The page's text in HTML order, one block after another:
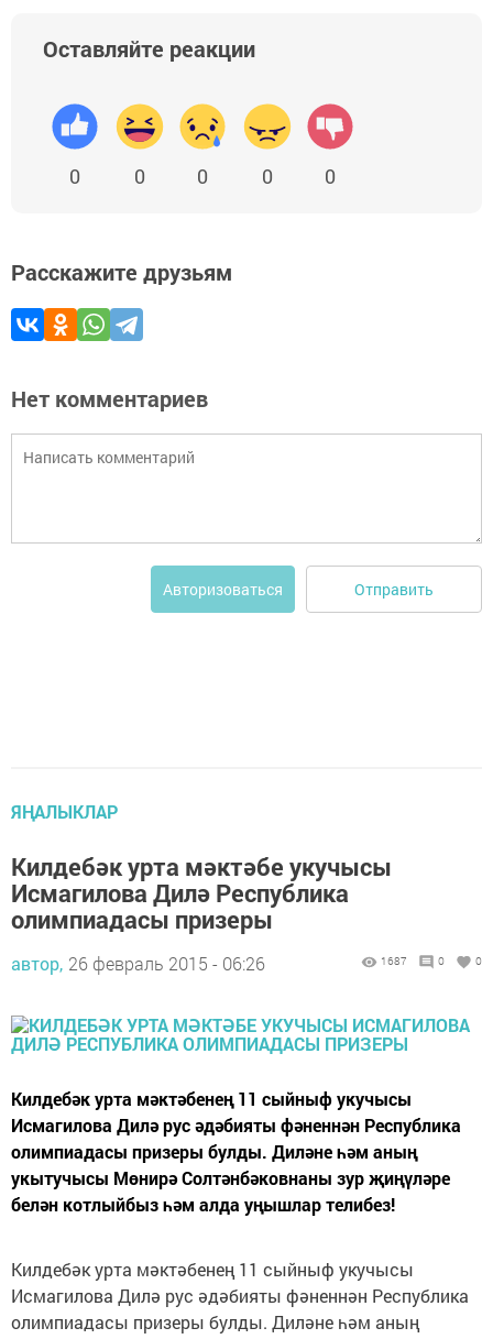
Оставляйте реакции
0 0 0 0 0
Расскажите друзьям
Нет комментариев
Авторизоваться Отправить
ЯҢАЛЫКЛАР
Килдебәк урта мәктәбе укучысы
Исмагилова Дилә Республика
олимпиадасы призеры
автор, 26 февраль 2015 - 06:26 1687 0 0
Килдебәк урта мәктәбенең 11 сыйныф укучысы
Исмагилова Дилә рус әдәбияты фәненнән Республика
олимпиадасы призеры булды. Диләне һәм аның
укытучысы Мөнирә Солтәнбәковнаны зур җиңүләре
белән котлыйбыз һәм алда уңышлар телибез!
Килдебәк урта мәктәбенең 11 сыйныф укучысы
Исмагилова Дилә рус әдәбияты фәненнән Республика
олимпиадасы призеры булды. Диләне һәм аның